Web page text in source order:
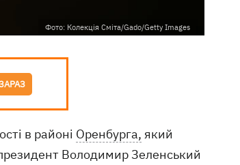
Фото: Колекція Сміта/Gado/Getty Images
в районі Оренбурга, який
Володимир Зеленський